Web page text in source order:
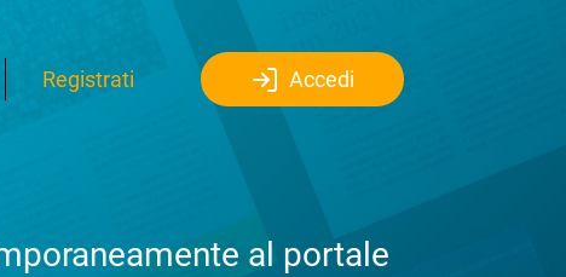
Registrati Accedi
al portale